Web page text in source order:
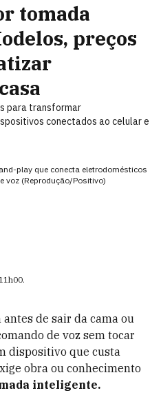
tomada
preços
para transformar
conectados ao celular e
play que conecta eletrodomésticos
voz (Reprodução/Positivo)
.
de sair da cama ou
de voz sem tocar
dispositivo que custa
obra ou conhecimento
inteligente.